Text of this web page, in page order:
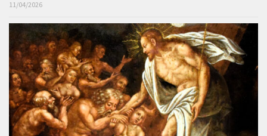
11/04/2026